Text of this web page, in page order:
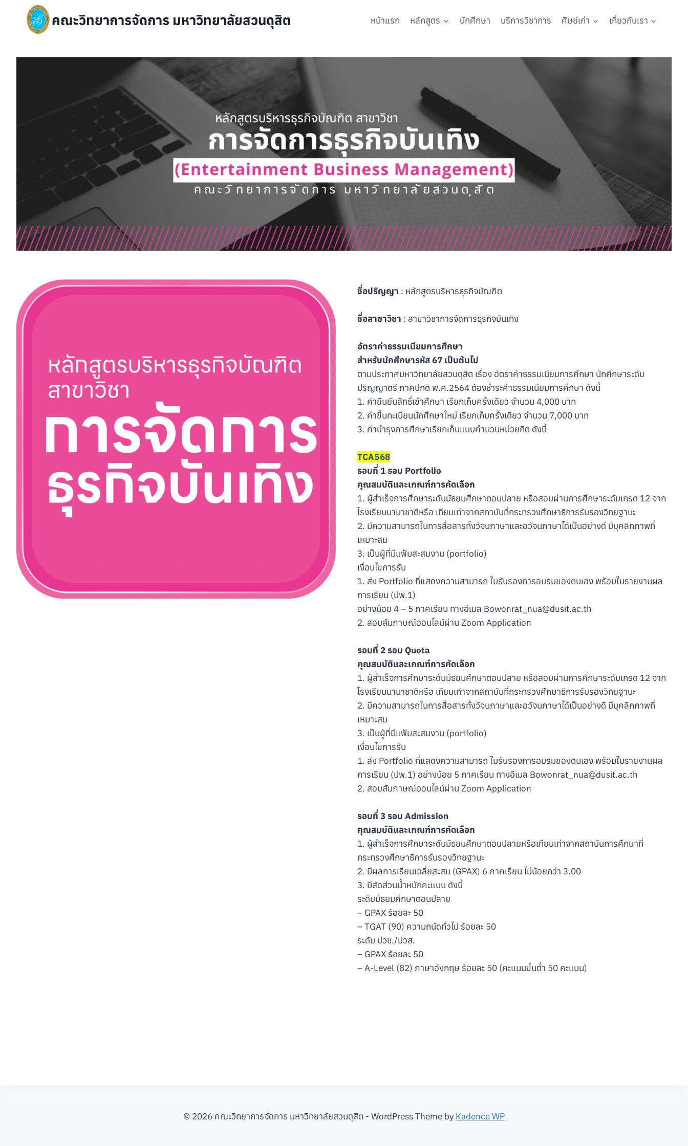
คณะวิทยาการจัดการ มหาวิทยาลัยสวนดุสิต หน้าแรก หลักสูตร นักศึกษา บริการวิชาการ ศิษย์เก่า เกี่ยวกับเรา
ชื่อปริญญา : หลักสูตรบริหารธุรกิจบัณฑิต
ชื่อสาขาวิชา : สาขาวิชาการจัดการธุรกิจบันเทิง
อัตราค่าธรรมเนียมการศึกษา
สำหรับนักศึกษารหัส 67 เป็นต้นไป
ตามประกาศมหาวิทยาลัยสวนดุสิต เรื่อง อัตราค่าธรรมเนียมการศึกษา นักศึกษาระดับ
ปริญญาตรี ภาคปกติ พ.ศ.2564 ต้องชำระค่าธรรมเนียมการศึกษา ดังนี้
1. ค่ายืนยันสิทธิ์เข้าศึกษา เรียกเก็บครั้งเดียว จำนวน 4,000 บาท
2. ค่าขึ้นทะเบียนนักศึกษาใหม่ เรียกเก็บครั้งเดียว จำนวน 7,000 บาท
3. ค่าบำรุงการศึกษาเรียกเก็บแบบคำนวนหน่วยกิต ดังนี้
TCAS68
รอบที่ 1 รอบ Portfolio
คุณสมบัติและเกณฑ์การคัดเลือก
1. ผู้สำเร็จการศึกษาระดับมัธยมศึกษาตอนปลาย หรือสอบผ่านการศึกษาระดับเกรด 12 จาก
โรงเรียนนานาชาติหรือ เทียบเท่าจากสถาบันที่กระทรวงศึกษาธิการรับรองวิทยฐานะ
2. มีความสามารถในการสื่อสารทั้งวัจนภาษาและอวัจนภาษาได้เป็นอย่างดี มีบุคลิกภาพที่
เหมาะสม
3. เป็นผู้ที่มีแฟ้มสะสมงาน (portfolio)
เงื่อนไขการรับ
1. ส่ง Portfolio ที่แสดงความสามารถ ใบรับรองการอบรมของตนเอง พร้อมใบรายงานผล
การเรียน (ปพ.1)
อย่างน้อย 4 – 5 ภาคเรียน ทางอีเมล Bowonrat_nua@dusit.ac.th
2. สอบสัมภาษณ์ออนไลน์ผ่าน Zoom Application
รอบที่ 2 รอบ Quota
คุณสมบัติและเกณฑ์การคัดเลือก
1. ผู้สำเร็จการศึกษาระดับมัธยมศึกษาตอนปลาย หรือสอบผ่านการศึกษาระดับเกรด 12 จาก
โรงเรียนนานาชาติหรือ เทียบเท่าจากสถาบันที่กระทรวงศึกษาธิการรับรองวิทยฐานะ
2. มีความสามารถในการสื่อสารทั้งวัจนภาษาและอวัจนภาษาได้เป็นอย่างดี มีบุคลิกภาพที่
เหมาะสม
3. เป็นผู้ที่มีแฟ้มสะสมงาน (portfolio)
เงื่อนไขการรับ
1. ส่ง Portfolio ที่แสดงความสามารถ ใบรับรองการอบรมของตนเอง พร้อมใบรายงานผล
การเรียน (ปพ.1) อย่างน้อย 5 ภาคเรียน ทางอีเมล Bowonrat_nua@dusit.ac.th
2. สอบสัมภาษณ์ออนไลน์ผ่าน Zoom Application
รอบที่ 3 รอบ Admission
คุณสมบัติและเกณฑ์การคัดเลือก
1. ผู้สำเร็จการศึกษาระดับมัธยมศึกษาตอนปลายหรือเทียบเท่าจากสถาบันการศึกษาที่
กระทรวงศึกษาธิการรับรองวิทยฐานะ
2. มีผลการเรียนเฉลี่ยสะสม (GPAX) 6 ภาคเรียน ไม่น้อยกว่า 3.00
3. มีสัดส่วนน้ำหนักคะแนน ดังนี้
ระดับมัธยมศึกษาตอนปลาย
– GPAX ร้อยละ 50
– TGAT (90) ความถนัดทั่วไป ร้อยละ 50
ระดับ ปวช./ปวส.
– GPAX ร้อยละ 50
– A-Level (82) ภาษาอังกฤษ ร้อยละ 50 (คะแนนขั้นต่ำ 50 คะแนน)
© 2026 คณะวิทยาการจัดการ มหาวิทยาลัยสวนดุสิต - WordPress Theme by Kadence WP